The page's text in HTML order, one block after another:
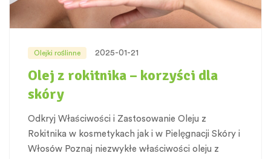
Olejki roślinne 2025-01-21
Olej z rokitnika – korzyści dla
skóry
Odkryj Właściwości i Zastosowanie Oleju z
Rokitnika w kosmetykach jak i w Pielęgnacji Skóry i
Włosów Poznaj niezwykłe właściwości oleju z